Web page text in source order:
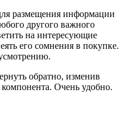
размещения информации
другого важного
на интересующие
его сомнения в покупке.
обратно, изменив
Очень удобно.